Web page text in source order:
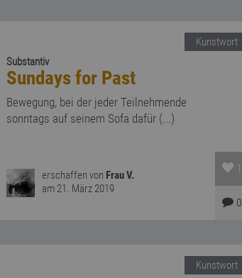
Kunstwort
Substantiv
Sundays for Past
Bewegung, bei der jeder Teilnehmende
sonntags auf seinem Sofa dafür (...)
erschaffen von Frau V.
am 21. März 2019
1
0
Kunstwort